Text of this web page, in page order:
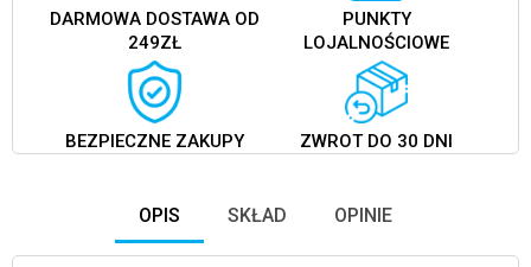
DARMOWA DOSTAWA OD
249ZŁ
PUNKTY
LOJALNOŚCIOWE
BEZPIECZNE ZAKUPY ZWROT DO 30 DNI
OPIS SKŁAD OPINIE